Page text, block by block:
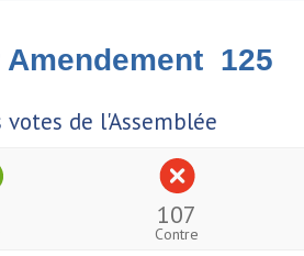
Amendement 125
votes de l'Assemblée
107
Contre